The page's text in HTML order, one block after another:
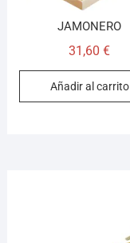
JAMONERO
31,60€
Añadir al carrito